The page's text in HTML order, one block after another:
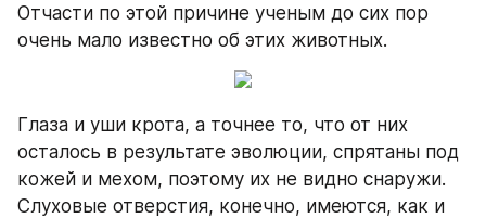
Отчасти по этой причине ученым до сих пор
очень мало известно об этих животных.
Глаза и уши крота, а точнее то, что от них
осталось в результате эволюции, спрятаны под
кожей и мехом, поэтому их не видно снаружи.
Слуховые отверстия, конечно, имеются, как и